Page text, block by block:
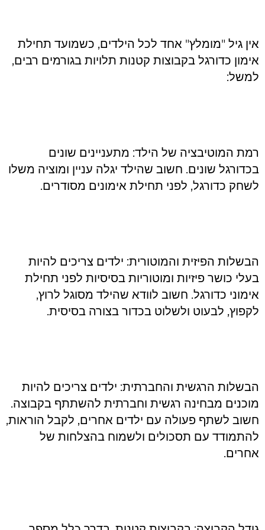
השארת משוב
אין גיל "מומלץ" אחד לכל הילדים, כשמועד תחילת
אימון כדורגל בקבוצות קטנות תלויות בגורמים רבים,
למשל:
רמת המוטיבציה של הילד: מתעניינים שונים
בכדורגל שונים. חשוב שהילד יגלה עניין ומוציה משלו
לשחק כדורגל, לפני תחילת אימונים מסודרים.
הבשלות הפיזית והמוטורית: ילדים צריכים להיות
בעלי כושר פיזיות ומוטוריות בסיסיות לפני תחילת
אימוני כדורגל. חשוב לוודא שהילד מסוגל לרוץ,
לקפוץ, לבעוט ולשלוט בכדור בצורה בסיסית.
הבשלות הרגשית והחברתית: ילדים צריכים להיות
מוכנים מבחינה רגשית וחברתית להשתתף בקבוצה.
חשוב לשתף פעולה עם ילדים אחרים, לקבל הוראות,
להתמודד עם תסכולים ולשמוח בהצלחות של
אחרים.